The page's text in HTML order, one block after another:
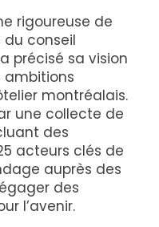
rigoureuse de
conseil
précisé sa vision
ambitions
montréalais.
une collecte de
des
acteurs clés de
auprès des
des
l’avenir.